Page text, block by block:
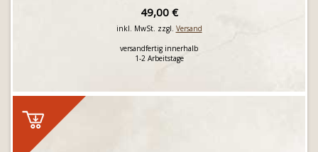
49,00 €
inkl. MwSt. zzgl. Versand
versandfertig innerhalb
1-2 Arbeitstage